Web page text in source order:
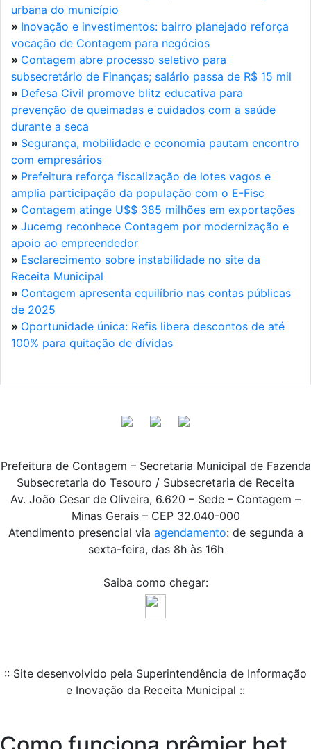
urbana do município
» Inovação e investimentos: bairro planejado reforça
vocação de Contagem para negócios
» Contagem abre processo seletivo para
subsecretário de Finanças; salário passa de R$ 15 mil
» Defesa Civil promove blitz educativa para
prevenção de queimadas e cuidados com a saúde
durante a seca
» Segurança, mobilidade e economia pautam encontro
com empresários
» Prefeitura reforça fiscalização de lotes vagos e
amplia participação da população com o E-Fisc
» Contagem atinge U$$ 385 milhões em exportações
» Jucemg reconhece Contagem por modernização e
apoio ao empreendedor
» Esclarecimento sobre instabilidade no site da
Receita Municipal
» Contagem apresenta equilíbrio nas contas públicas
de 2025
» Oportunidade única: Refis libera descontos de até
100% para quitação de dívidas
Prefeitura de Contagem – Secretaria Municipal de Fazenda
Subsecretaria do Tesouro / Subsecretaria de Receita
Av. João Cesar de Oliveira, 6.620 – Sede – Contagem –
Minas Gerais – CEP 32.040-000
Atendimento presencial via agendamento: de segunda a
sexta-feira, das 8h às 16h
Saiba como chegar:
:: Site desenvolvido pela Superintendência de Informação
e Inovação da Receita Municipal ::